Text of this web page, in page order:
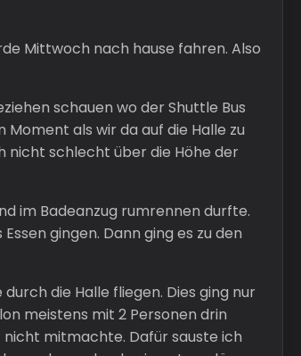
Mittwoch nach hause fahren. Also
schauen wo der Shuttle Bus
als wir da auf die Halle zu
nicht schlecht über die Höhe der
im Badeanzug rumrennen durfte.
gingen. Dann ging es zu den
die Halle fliegen. Dies ging nur
meistens mit 2 Personen drin
mitmachte. Dafür sauste ich